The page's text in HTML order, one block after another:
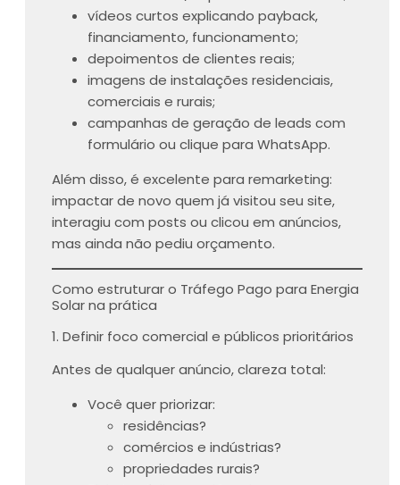
vídeos curtos explicando payback,
financiamento, funcionamento;
depoimentos de clientes reais;
imagens de instalações residenciais,
comerciais e rurais;
campanhas de geração de leads com
formulário ou clique para WhatsApp.
Além disso, é excelente para remarketing:
impactar de novo quem já visitou seu site,
interagiu com posts ou clicou em anúncios,
mas ainda não pediu orçamento.
Como estruturar o Tráfego Pago para Energia
Solar na prática
1. Definir foco comercial e públicos prioritários
Antes de qualquer anúncio, clareza total:
Você quer priorizar:
residências?
comércios e indústrias?
propriedades rurais?